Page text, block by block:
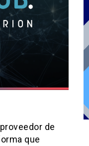
de
que